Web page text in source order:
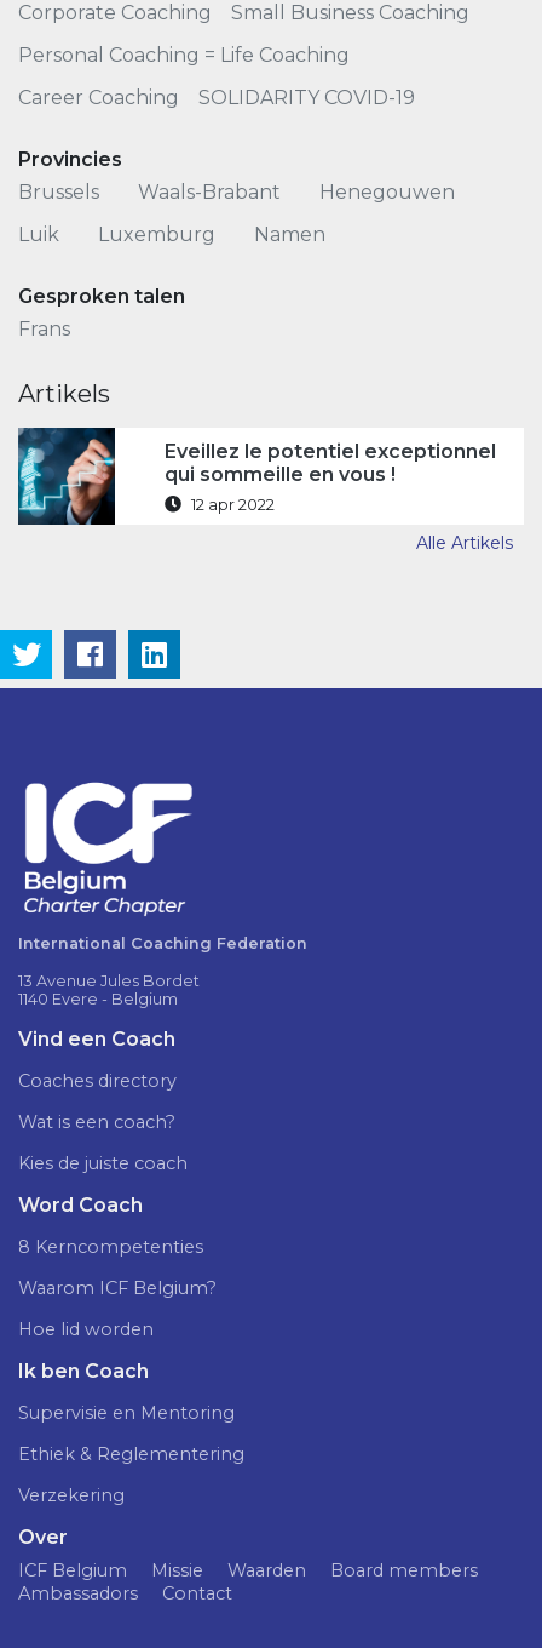
Corporate Coaching
Small Business Coaching
Personal Coaching = Life Coaching
Career Coaching
SOLIDARITY COVID-19
Provincies
Brussels
Waals-Brabant
Henegouwen
Luik
Luxemburg Namen
Gesproken talen
Frans
Artikels
Eveillez le potentiel exceptionnel
qui sommeille en vous !
12 apr 2022
Alle Artikels
International Coaching Federation
13 Avenue Jules Bordet
1140 Evere - Belgium
Vind een Coach
Coaches directory
Wat is een coach?
Kies de juiste coach
Word Coach
8 Kerncompetenties
Waarom ICF Belgium?
Hoe lid worden
Ik ben Coach
Supervisie en Mentoring
Ethiek & Reglementering
Verzekering
Over
ICF Belgium Missie Waarden
Board members
Ambassadors
Contact